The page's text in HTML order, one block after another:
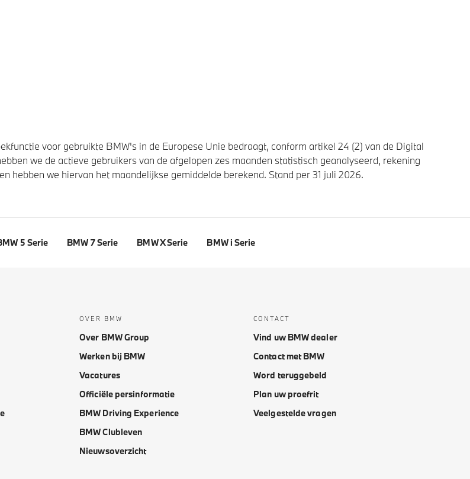
voor gebruikte BMW's in de Europese Unie bedraagt, conform artikel 24 (2) van de Digital
we de actieve gebruikers van de afgelopen zes maanden statistisch geanalyseerd, rekening
hebben we hiervan het maandelijkse gemiddelde berekend. Stand per 31 juli 2026.
5 Serie BMW 7 Serie BMW X Serie BMW i Serie
OVER BMW
Over BMW Group
Werken bij BMW
Vacatures
Officiële persinformatie
BMW Driving Experience
BMW Clubleven
Nieuwsoverzicht
CONTACT
Vind uw BMW dealer
Contact met BMW
Word teruggebeld
Plan uw proefrit
Veelgestelde vragen